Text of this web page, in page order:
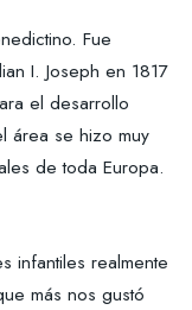
Fue
I. Joseph en 1817
el desarrollo
área se hizo muy
de toda Europa.
infantiles realmente
más nos gustó